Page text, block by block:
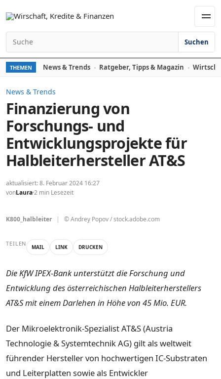
Suchen nach:
Suchen
THEMEN News & Trends Ratgeber, Tipps & Magazin
News & Trends
Finanzierung von
Forschungs- und
Entwicklungsprojekte für
Halbleiterhersteller AT&S
aktualisiert: 8. Februar 2024 16:27
vonLaura2 min Lesezeit
K800_halbleiter | © Andrey Popov / stock.adobe.com
TEILEN MAIL LINK DRUCKEN
Die KfW IPEX-Bank unterstützt die Forschung und
Entwicklung des österreichischen Halbleiterherstellers
AT&S mit einem Darlehen in Höhe von 45 Mio. EUR.
Der Mikroelektronik-Spezialist AT&S (Austria
Technologie & Systemtechnik AG) gilt als weltweit
führender Hersteller von hochwertigen IC-Substraten
und Leiterplatten sowie als Entwickler